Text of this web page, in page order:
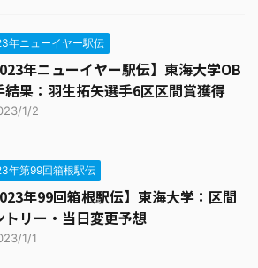
年ニューイヤー駅伝
年ニューイヤー駅伝】東海大学OB
結果：羽生拓矢選手6区区間賞獲得
1/2
年第99回箱根駅伝
年99回箱根駅伝】東海大学：区間
トリー・当日変更予想
1/1